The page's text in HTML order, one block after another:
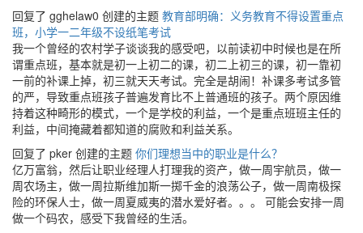
回复了 gghelaw0 创建的主题 教育部明确：义务教育不得设置重点
班，小学一二年级不设纸笔考试
我一个曾经的农村学子谈谈我的感受吧，以前读初中时候也是在所
谓重点班，基本就是初一上初二的课，初二上初三的课，初一靠初
一前的补课上掉，初三就天天考试。完全是胡闹！补课多考试多管
的严，导致重点班孩子普遍发育比不上普通班的孩子。两个原因维
持着这种畸形的模式，一个是学校的利益，一个是重点班班主任的
利益，中间掩藏着都知道的腐败和利益关系。
回复了 pker 创建的主题 你们理想当中的职业是什么？
亿万富翁，然后让职业经理人打理我的资产，做一周宇航员，做一
周农场主，做一周拉斯维加斯一掷千金的浪荡公子，做一周南极探
险的环保人士，做一周夏威夷的潜水爱好者。。。 可能会安排一周
做一个码农，感受下我曾经的生活。